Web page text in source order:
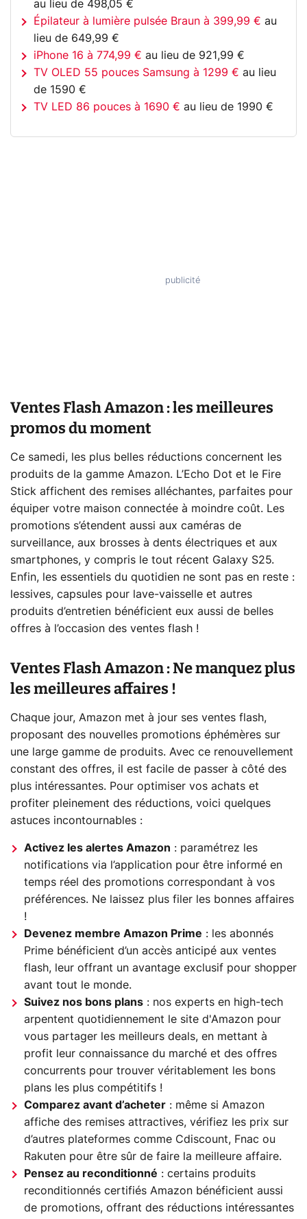
au lieu de 498,05 €
Épilateur à lumière pulsée Braun à 399,99 € au
lieu de 649,99 €
iPhone 16 à 774,99 € au lieu de 921,99 €
TV OLED 55 pouces Samsung à 1299 € au lieu
de 1590 €
TV LED 86 pouces à 1690 € au lieu de 1990 €
Ventes Flash Amazon : les meilleures
promos du moment
Ce samedi, les plus belles réductions concernent les
produits de la gamme Amazon. L’Echo Dot et le Fire
Stick affichent des remises alléchantes, parfaites pour
équiper votre maison connectée à moindre coût. Les
promotions s’étendent aussi aux caméras de
surveillance, aux brosses à dents électriques et aux
smartphones, y compris le tout récent Galaxy S25.
Enfin, les essentiels du quotidien ne sont pas en reste :
lessives, capsules pour lave-vaisselle et autres
produits d’entretien bénéficient eux aussi de belles
offres à l’occasion des ventes flash !
Ventes Flash Amazon : Ne manquez plus
les meilleures affaires !
Chaque jour, Amazon met à jour ses ventes flash,
proposant des nouvelles promotions éphémères sur
une large gamme de produits. Avec ce renouvellement
constant des offres, il est facile de passer à côté des
plus intéressantes. Pour optimiser vos achats et
profiter pleinement des réductions, voici quelques
astuces incontournables :
Activez les alertes Amazon : paramétrez les
notifications via l’application pour être informé en
temps réel des promotions correspondant à vos
préférences. Ne laissez plus filer les bonnes affaires
!
Devenez membre Amazon Prime : les abonnés
Prime bénéficient d’un accès anticipé aux ventes
flash, leur offrant un avantage exclusif pour shopper
avant tout le monde.
Suivez nos bons plans : nos experts en high-tech
arpentent quotidiennement le site d'Amazon pour
vous partager les meilleurs deals, en mettant à
profit leur connaissance du marché et des offres
concurrents pour trouver véritablement les bons
plans les plus compétitifs !
Comparez avant d’acheter : même si Amazon
affiche des remises attractives, vérifiez les prix sur
d’autres plateformes comme Cdiscount, Fnac ou
Rakuten pour être sûr de faire la meilleure affaire.
Pensez au reconditionné : certains produits
reconditionnés certifiés Amazon bénéficient aussi
de promotions, offrant des réductions intéressantes